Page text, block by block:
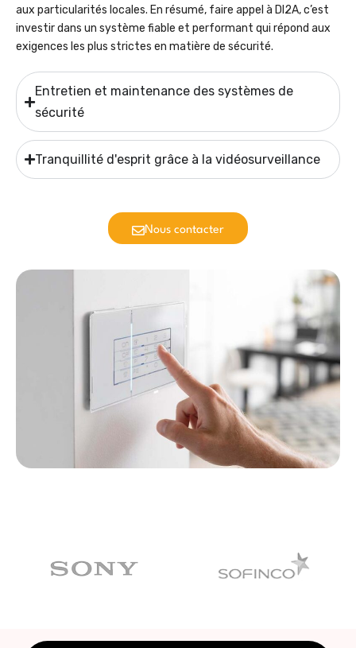
aux particularités locales. En résumé, faire appel à DI2A, c’est
investir dans un système fiable et performant qui répond aux
exigences les plus strictes en matière de sécurité.
Entretien et maintenance des systèmes de
sécurité
Tranquillité d'esprit grâce à la vidéosurveillance
Nous contacter